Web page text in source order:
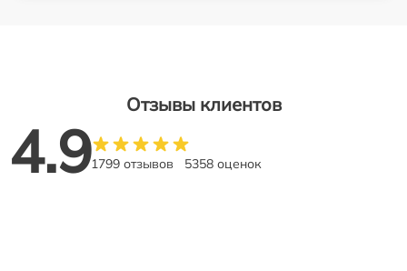
Отзывы клиентов
4.91799 отзывов 5358 оценок